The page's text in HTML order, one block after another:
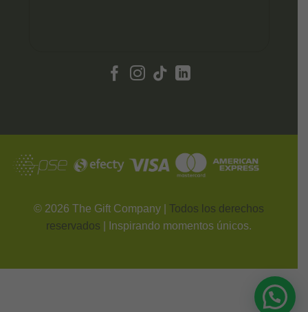
© 2026 The Gift Company | Todos los derechos
reservados
| Inspirando momentos únicos.